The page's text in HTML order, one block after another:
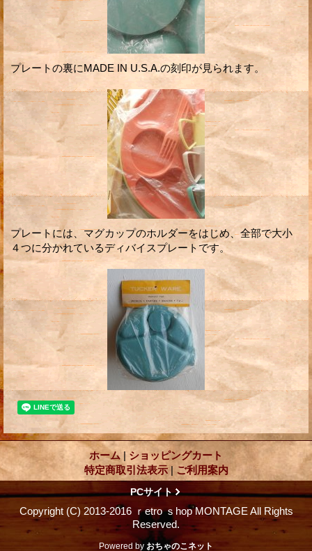
プレートの裏にMADE IN U.S.A.の刻印が見られます。
プレートには、マグカップのホルダーをはじめ、全部で大小
４つに分かれているディバイスプレートです。
ホーム | ショッピングカート
特定商取引法表示 | ご利用案内
PCサイト
Copyright (C) 2013-2016 ｒetro ｓhop MONTAGE All Rights
Reserved.
Powered by おちゃのこネット